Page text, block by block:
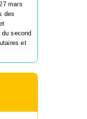
mars
des
second
et